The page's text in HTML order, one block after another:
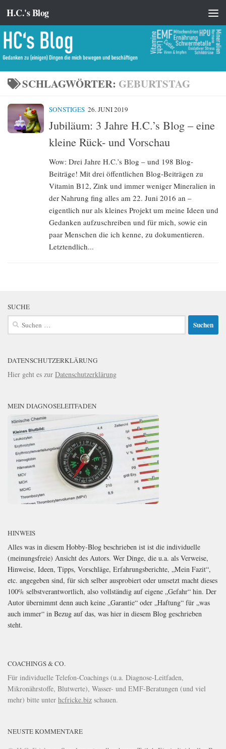
Zum Inhalt springen
H.C.'s Blog
SCHLAGWÖRTER: GEBURTSTAG
SONSTIGES 26. JUNI 2019
Jubiläum: 3 Jahre H.C.’s Blog – eine
kleine Rück- und Vorschau
Wow: Drei Jahre H.C.’s Blog – und 198 Blog-
Beiträge! Mit drei öffentlichen Blog-Beiträgen zu
Vitamin B12, Zink und immer weniger Mineralien in
der Nahrung fing alles am 22. Juni 2016 an –
eigentlich nur als kleines Projekt um meine Ideen und
Gedanken aufzuschreiben und für mich, sowie ein
paar Menschen die ich kenne, zu dokumentieren.
Letztendlich...
SUCHE
Suchen
nach:
DATENSCHUTZERKLÄRUNG
Hier geht es zur Datenschutzerklärung
MEIN DIAGNOSELEITFADEN
HINWEIS
Alles was in diesem Hobby-Blog beschrieben ist ist die individuelle
(meinungsfreie) Ansicht des Autors. Wer Dinge, die u.a. als Verweise,
Hinweise, Ideen, Tipps, Vorschläge, Erfahrungsberichte, „Mein Fazit“,
etc. angegeben sind, für sich selber ausprobiert oder umsetzt macht dieses
100% selbstverantwortlich, also vollständig auf eigene „Gefahr“ hin. Der
Autor übernimmt denn auch keine „Garantie“ oder „Haftung“ für „was
auch immer“ in Bezug auf das, was hier in diesem Blog geschrieben
steht.
COACHINGS & CO.
Für individuelle Telefon-Coachings (u.a. Diagnose-Leitfaden,
Mikronährstoffe, Blutwerte), Wasser- und EMF-Beratungen (und viel
mehr) bitte unter hcfricke.biz schauen.
NEUSTE KOMMENTARE